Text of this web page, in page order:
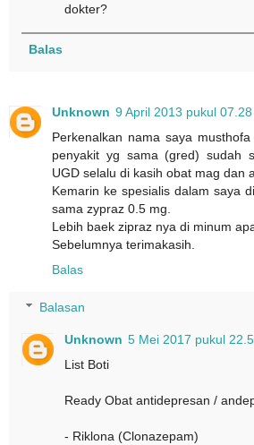
dokter?
Balas
Unknown 9 April 2013 pukul 07.28
Perkenalkan nama saya
penyakit yg sama (gred) sudah
UGD selalu di kasih obat mag dan
Kemarin ke spesialis dalam saya
sama zypraz 0.5 mg.
Lebih baek zipraz nya di minum
Sebelumnya terimakasih.
Balas
Balasan
Unknown 5 Mei 2017 pukul
List Boti
Ready Obat antidepresan /
- Riklona (Clonazepam)